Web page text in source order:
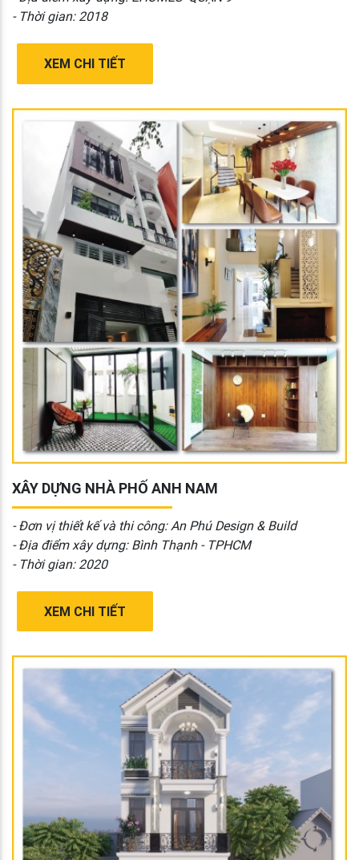
- Thời gian: 2018
XEM CHI TIẾT
XÂY DỰNG NHÀ PHỐ ANH NAM
- Đơn vị thiết kế và thi công: An Phú Design & Build
- Địa điểm xây dựng: Bình Thạnh - TPHCM
- Thời gian: 2020
XEM CHI TIẾT